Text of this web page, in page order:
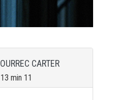
CARTER
min 11